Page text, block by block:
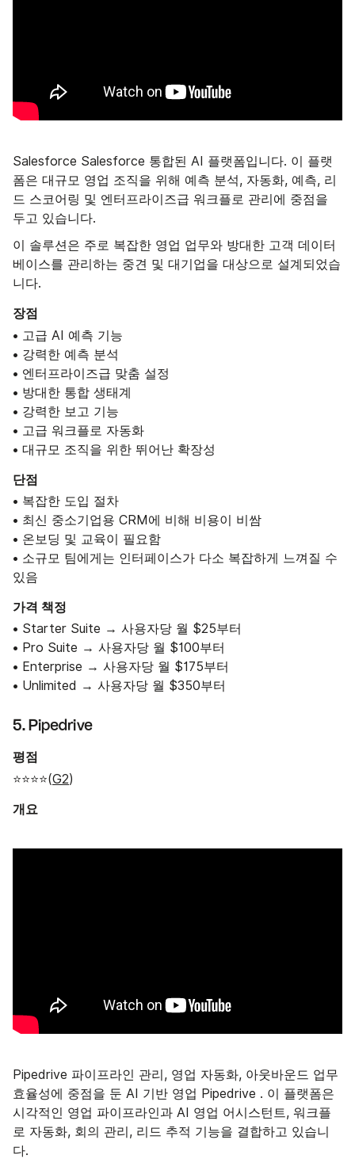
Salesforce Salesforce 통합된 AI 플랫폼입니다. 이 플랫
폼은 대규모 영업 조직을 위해 예측 분석, 자동화, 예측, 리
드 스코어링 및 엔터프라이즈급 워크플로 관리에 중점을
두고 있습니다.
이 솔루션은 주로 복잡한 영업 업무와 방대한 고객 데이터
베이스를 관리하는 중견 및 대기업을 대상으로 설계되었습
니다.
장점
• 고급 AI 예측 기능
• 강력한 예측 분석
• 엔터프라이즈급 맞춤 설정
• 방대한 통합 생태계
• 강력한 보고 기능
• 고급 워크플로 자동화
• 대규모 조직을 위한 뛰어난 확장성
단점
• 복잡한 도입 절차
• 최신 중소기업용 CRM에 비해 비용이 비쌈
• 온보딩 및 교육이 필요함
• 소규모 팀에게는 인터페이스가 다소 복잡하게 느껴질 수
있음
가격 책정
• Starter Suite → 사용자당 월 $25부터
• Pro Suite → 사용자당 월 $100부터
• Enterprise → 사용자당 월 $175부터
• Unlimited → 사용자당 월 $350부터
5. Pipedrive
평점
⭐⭐⭐⭐(G2)
개요
Pipedrive 파이프라인 관리, 영업 자동화, 아웃바운드 업무
효율성에 중점을 둔 AI 기반 영업 Pipedrive . 이 플랫폼은
시각적인 영업 파이프라인과 AI 영업 어시스턴트, 워크플
로 자동화, 회의 관리, 리드 추적 기능을 결합하고 있습니
다.